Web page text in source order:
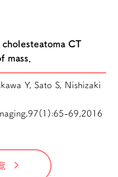
CT
．
Y, Sato S, Nishizaki
69,2016